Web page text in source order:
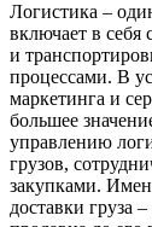
Логистика –
включает в себя
и
процессами. В
маркетинга и
большее
управлению
грузов,
закупками.
доставки груза